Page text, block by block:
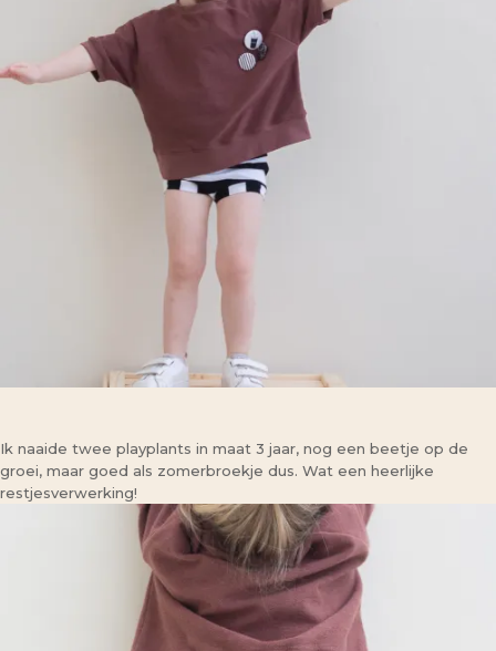
Ik naaide twee playplants in maat 3 jaar, nog een beetje op de
groei, maar goed als zomerbroekje dus. Wat een heerlijke
restjesverwerking!